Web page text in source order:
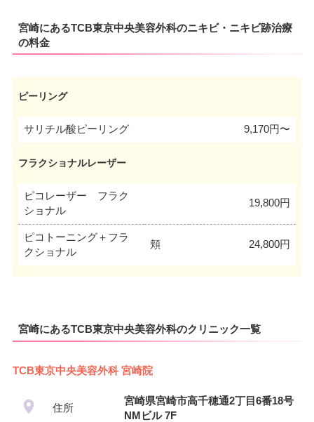
宮崎にあるTCB東京中央美容外科のニキビ・ニキビ跡治療
の料金
ピーリング
サリチル酸ピーリング 9,170円〜
フラクショナルレーザー
ピコレーザー フラク
ショナル
19,800円
ピコトーニング＋フラ
クショナル
頬 24,800円
宮崎にあるTCB東京中央美容外科のクリニック一覧
TCB東京中央美容外科 宮崎院
住所
宮崎県宮崎市高千穂通2丁目6番18号
NMビル 7F